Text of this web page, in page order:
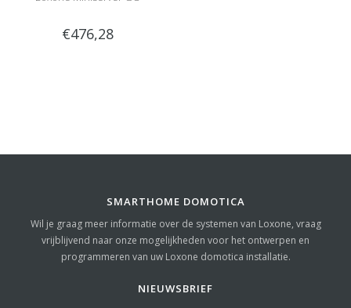
€476,28
SMARTHOME DOMOTICA
Wil je graag meer informatie over de systemen van Loxone, vraag
vrijblijvend naar onze mogelijkheden voor het ontwerpen en
programmeren van uw Loxone domotica installatie.
NIEUWSBRIEF